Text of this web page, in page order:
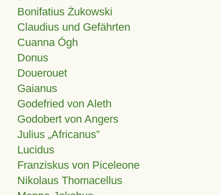
Bonifatius Żukowski
Claudius und Gefährten
Cuanna Ógh
Donus
Douerouet
Gaianus
Godefried von Aleth
Godobert von Angers
Julius Africanus
Lucidus
Franziskus von Piceleone
Nikolaus Thomacellus